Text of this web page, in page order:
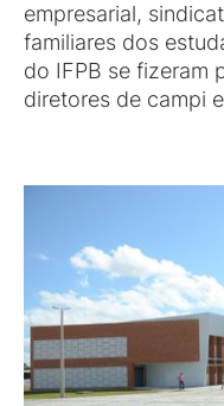
empresarial,
familiares dos
do IFPB se fizeram
diretores de campi